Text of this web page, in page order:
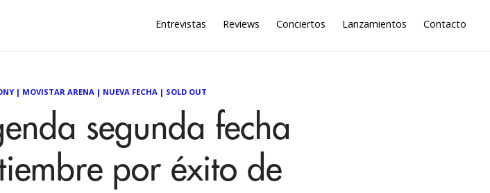
Entrevistas Reviews Conciertos Lanzamientos Contacto
| MOVISTAR ARENA | NUEVA FECHA | SOLD OUT
segunda fecha
por éxito de